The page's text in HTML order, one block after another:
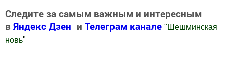
Следите за самым важным и интересным
в Яндекс Дзен и Телеграм канале " Шешминская
новь"